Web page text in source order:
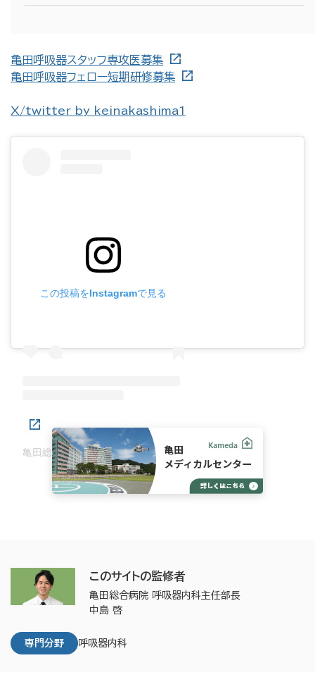
亀田呼吸器スタッフ専攻医募集
亀田呼吸器フェロー短期研修募集
X/twitter by keinakashima1
この投稿をInstagramで見る
亀田総合病院呼吸器内科(@kameda.pulmonary.m)がシェアした投稿
このサイトの監修者
亀田総合病院 呼吸器内科主任部長
中島 啓
専門分野 呼吸器内科